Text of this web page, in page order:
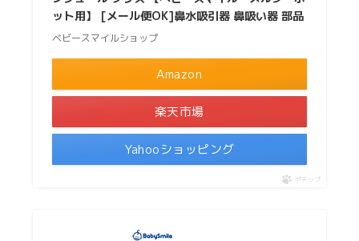
ット用】 [メール便OK]鼻水吸引器 鼻吸い器 部品
ベビースマイルショップ
Amazon
楽天市場
Yahooショッピング
ポチップ